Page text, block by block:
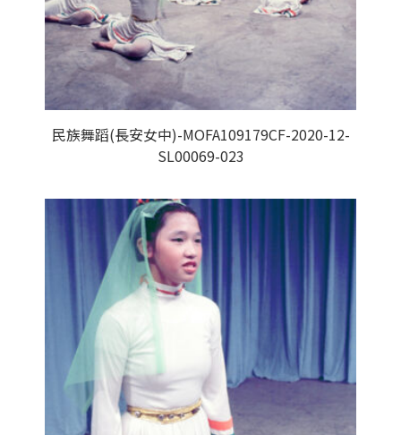
民族舞蹈(長安女中)-MOFA109179CF-2020-12-
SL00069-023